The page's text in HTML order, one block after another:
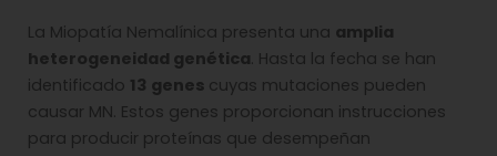
La Miopatía Nemalínica presenta una amplia
heterogeneidad genética. Hasta la fecha se han
identificado 13 genes cuyas mutaciones pueden
causar MN. Estos genes proporcionan instrucciones
para producir proteínas que desempeñan